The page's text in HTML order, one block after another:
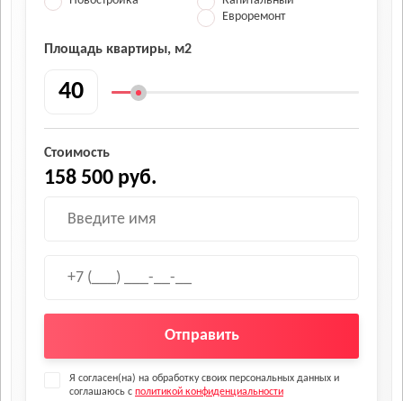
Евроремонт
Площадь квартиры, м2
Стоимость
158 500 руб.
Отправить
Я согласен(на) на обработку своих персональных данных и
соглашаюсь с политикой конфиденциальности